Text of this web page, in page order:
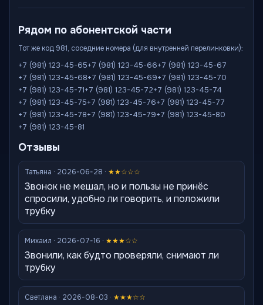
Рядом по абонентской части
Тот же код 981, соседние номера (для внутренней перелинковки):
+7 (981) 123-45-65+7 (981) 123-45-66+7 (981) 123-45-67
+7 (981) 123-45-68+7 (981) 123-45-69+7 (981) 123-45-70
+7 (981) 123-45-71+7 (981) 123-45-72+7 (981) 123-45-74
+7 (981) 123-45-75+7 (981) 123-45-76+7 (981) 123-45-77
+7 (981) 123-45-78+7 (981) 123-45-79+7 (981) 123-45-80
+7 (981) 123-45-81
Отзывы
Татьяна · 2026-06-28 · ★★☆☆☆
Звонок не мешал, но и пользы не принёс
спросили, удобно ли говорить, и положили
трубку
Михаил · 2026-07-16 · ★★★☆☆
Звонили, как будто проверяли, снимают ли
трубку
Светлана · 2026-08-03 · ★★★☆☆